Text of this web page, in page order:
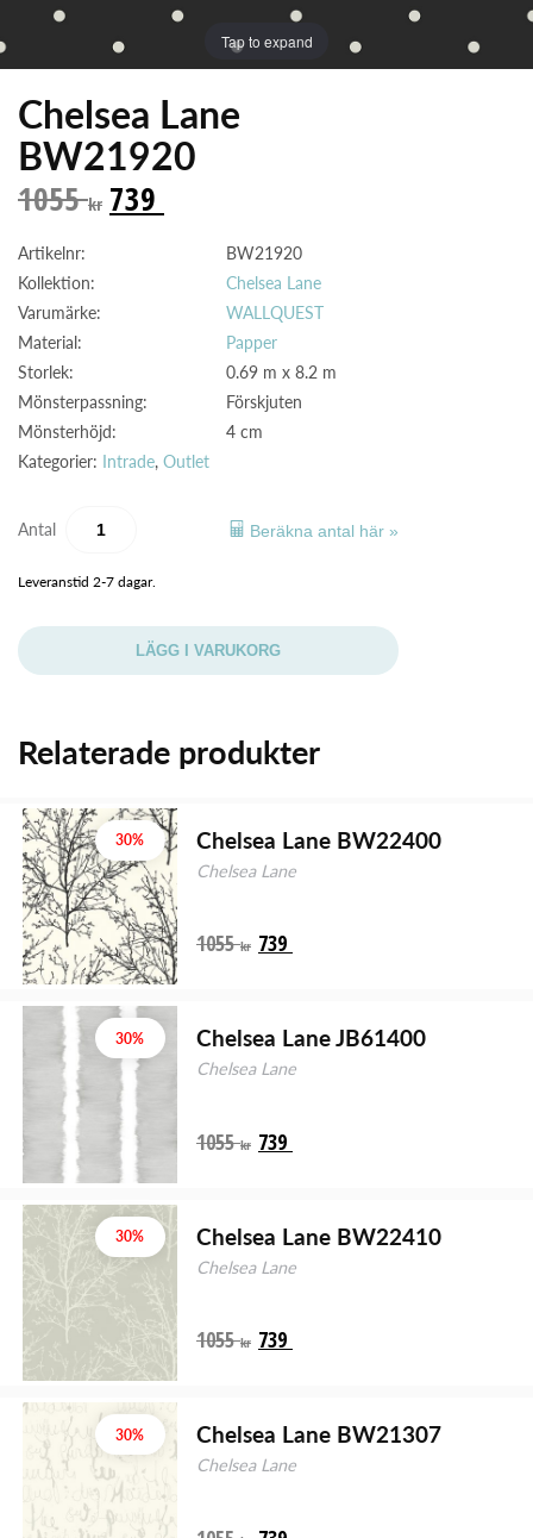
Tap to expand
Chelsea Lane
BW21920
1055kr 739
Artikelnr:
BW21920
Kollektion:
Chelsea Lane
Varumärke:
WALLQUEST
Material:
Papper
Storlek:
0.69 m x 8.2 m
Mönsterpassning:
Förskjuten
Mönsterhöjd:
4 cm
Kategorier: Intrade, Outlet
Antal Beräkna antal här »
Leveranstid 2-7 dagar.
LÄGG I VARUKORG
Relaterade produkter
30% Chelsea Lane BW22400
Chelsea Lane
1055kr 739
30% Chelsea Lane JB61400
Chelsea Lane
1055kr 739
30% Chelsea Lane BW22410
Chelsea Lane
1055kr 739
30% Chelsea Lane BW21307
Chelsea Lane